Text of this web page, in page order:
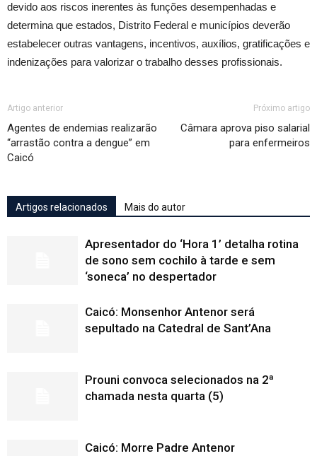
devido aos riscos inerentes às funções desempenhadas e
determina que estados, Distrito Federal e municípios deverão
estabelecer outras vantagens, incentivos, auxílios, gratificações e
indenizações para valorizar o trabalho desses profissionais.
Artigo anterior
Agentes de endemias realizarão
“arrastão contra a dengue” em
Caicó
Próximo artigo
Câmara aprova piso salarial
para enfermeiros
Artigos relacionados Mais do autor
Apresentador do ‘Hora 1’ detalha rotina
de sono sem cochilo à tarde e sem
‘soneca’ no despertador
Caicó: Monsenhor Antenor será
sepultado na Catedral de Sant’Ana
Prouni convoca selecionados na 2ª
chamada nesta quarta (5)
Caicó: Morre Padre Antenor